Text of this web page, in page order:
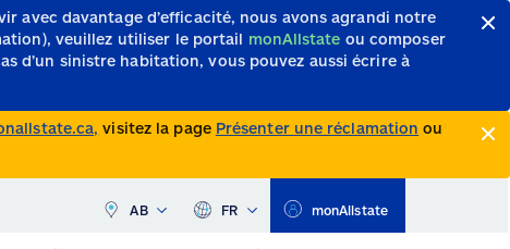
avec davantage d’efficacité, nous avons agrandi notre
veuillez utiliser le portail monAllstate ou composer
d’un sinistre habitation, vous pouvez aussi écrire à
visitez la page Présenter une réclamation ou
AB FR monAllstate